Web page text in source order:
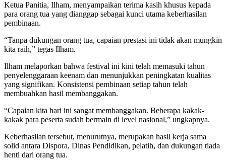
Ketua Panitia, Ilham, menyampaikan terima kasih khusus kepada
para orang tua yang dianggap sebagai kunci utama keberhasilan
pembinaan.
“Tanpa dukungan orang tua, capaian prestasi ini tidak akan mungkin
kita raih,” tegas Ilham.
Ilham melaporkan bahwa festival ini kini telah memasuki tahun
penyelenggaraan keenam dan menunjukkan peningkatan kualitas
yang signifikan. Konsistensi pembinaan setiap tahun telah
membuahkan hasil membanggakan.
“Capaian kita hari ini sangat membanggakan. Beberapa kakak-
kakak para peserta sudah bermain di level nasional,” ungkapnya.
Keberhasilan tersebut, menurutnya, merupakan hasil kerja sama
solid antara Dispora, Dinas Pendidikan, pelatih, dan dukungan tiada
henti dari orang tua.